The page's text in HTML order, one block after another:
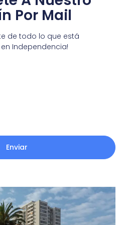
Por Mail
de todo lo que está
Independencia!
Enviar